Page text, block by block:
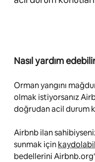
Nasıl yardım
Orman yangını
olmak istiyorsanız
doğrudan acil durum
Airbnb ilan
sunmak için
bedellerini